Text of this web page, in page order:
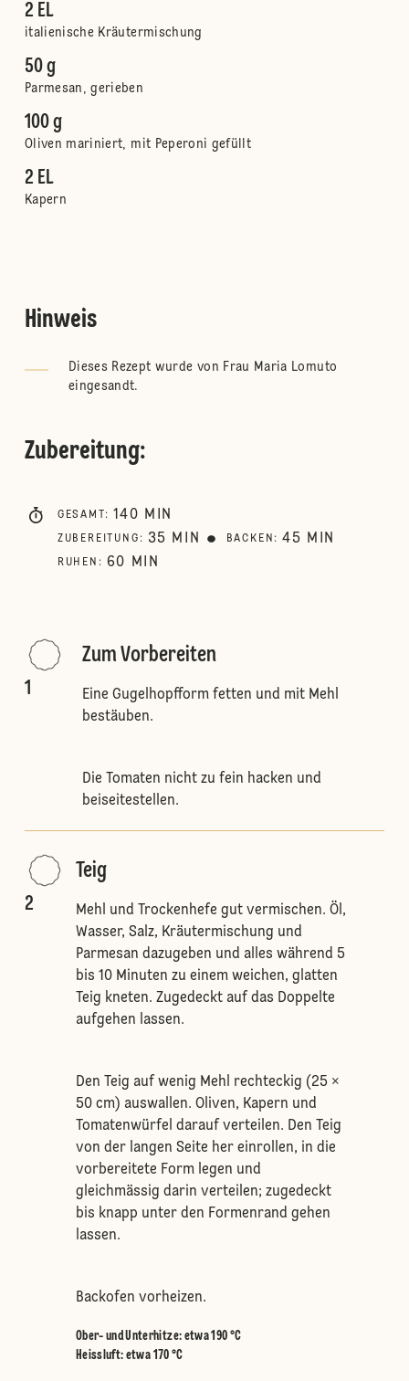
2 EL
italienische Kräutermischung
50 g
Parmesan, gerieben
100 g
Oliven mariniert, mit Peperoni gefüllt
2 EL
Kapern
Hinweis
Dieses Rezept wurde von Frau Maria Lomuto
eingesandt.
Zubereitung:
GESAMT : 140 MIN
ZUBEREITUNG : 35 MIN BACKEN : 45 MIN
RUHEN : 60 MIN
1
Zum Vorbereiten
Eine Gugelhopfform fetten und mit Mehl
bestäuben.
Die Tomaten nicht zu fein hacken und
beiseitestellen.
2
Teig
Mehl und Trockenhefe gut vermischen. Öl,
Wasser, Salz, Kräutermischung und
Parmesan dazugeben und alles während 5
bis 10 Minuten zu einem weichen, glatten
Teig kneten. Zugedeckt auf das Doppelte
aufgehen lassen.
Den Teig auf wenig Mehl rechteckig (25 ×
50 cm) auswallen. Oliven, Kapern und
Tomatenwürfel darauf verteilen. Den Teig
von der langen Seite her einrollen, in die
vorbereitete Form legen und
gleichmässig darin verteilen; zugedeckt
bis knapp unter den Formenrand gehen
lassen.
Backofen vorheizen.
Ober- und Unterhitze: etwa 190 °C
Heissluft: etwa 170 °C